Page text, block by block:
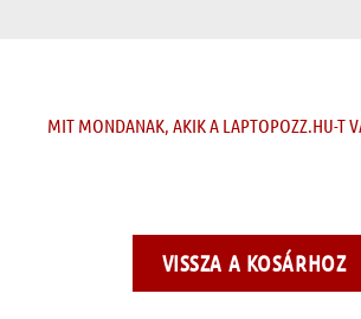
MIT MONDANAK, AKIK A LAPTOPOZZ.HU-T
VISSZA A KOSÁRHOZ